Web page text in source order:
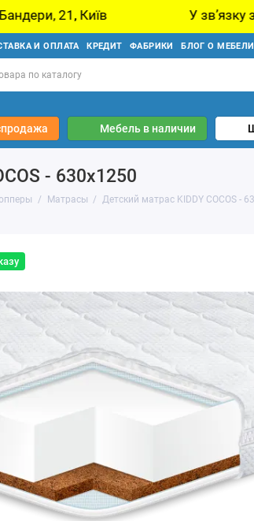
У звʼязку з оновленням
И ОПЛАТА КРЕДИТ ФАБРИКИ БЛОГ О МЕБЕЛИ
Мебель в наличии
- 630х1250
Матрасы Детский матрас KIDDY COCOS -